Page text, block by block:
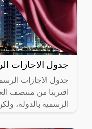
جدول الاجازات
اقتربنا من منتصف
الرسمية بالدولة،